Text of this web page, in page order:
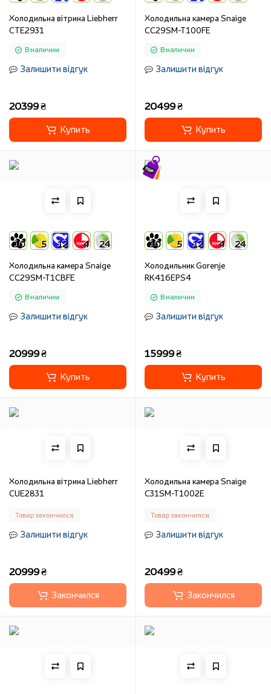
Холодильна вітрина Liebherr
CTE2931
В наличии
Залишити відгук
20399 ₴
Купить
Холодильна камера Snaige
CC29SM-T100FE
В наличии
Залишити відгук
20499 ₴
Купить
10 5 12 4 24
Холодильна камера Snaige
CC29SM-T1CBFE
В наличии
Залишити відгук
20999 ₴
Купить
10 5 12 4 24
Холодильник Gorenje
RK416EPS4
В наличии
Залишити відгук
15999 ₴
Купить
Холодильна вітрина Liebherr
CUE2831
Товар закончился
Залишити відгук
20999 ₴
Закончился
Холодильна камера Snaige
C31SM-T1002E
Товар закончился
Залишити відгук
20499 ₴
Закончился